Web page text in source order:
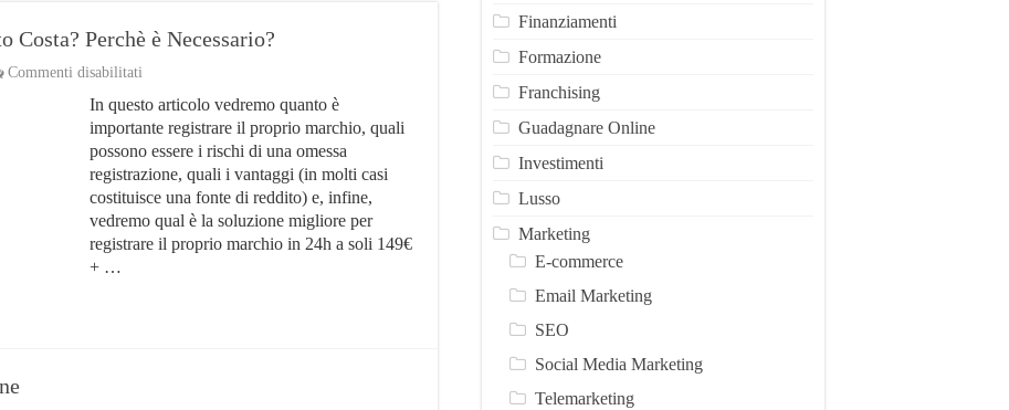
Perchè è Necessario?
Commenti disabilitati
Marchio:
Quanto
Perchè
è
Necessario?
In questo articolo vedremo quanto è
importante registrare il proprio marchio, quali
possono essere i rischi di una omessa
registrazione, quali i vantaggi (in molti casi
costituisce una fonte di reddito) e, infine,
vedremo qual è la soluzione migliore per
registrare il proprio marchio in 24h a soli 149€
+ …
Finanziamenti
Formazione
Franchising
Guadagnare Online
Investimenti
Lusso
Marketing
E-commerce
Email Marketing
SEO
Social Media Marketing
Telemarketing